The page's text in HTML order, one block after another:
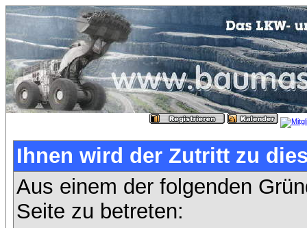
Ihnen wird der Zutritt zu
Aus einem der folgenden
Seite zu betreten: